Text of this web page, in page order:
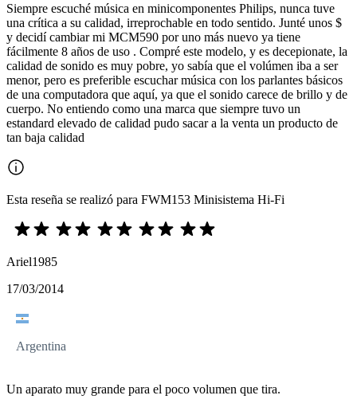
Siempre escuché música en minicomponentes Philips, nunca tuve
una crítica a su calidad, irreprochable en todo sentido. Junté unos $
y decidí cambiar mi MCM590 por uno más nuevo ya tiene
fácilmente 8 años de uso . Compré este modelo, y es decepionate, la
calidad de sonido es muy pobre, yo sabía que el volúmen iba a ser
menor, pero es preferible escuchar música con los parlantes básicos
de una computadora que aquí, ya que el sonido carece de brillo y de
cuerpo. No entiendo como una marca que siempre tuvo un
estandard elevado de calidad pudo sacar a la venta un producto de
tan baja calidad
Esta reseña se realizó para FWM153 Minisistema Hi-Fi
Ariel1985
17/03/2014
Argentina
Un aparato muy grande para el poco volumen que tira.